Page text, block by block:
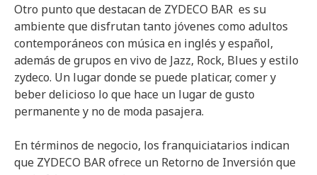
Otro punto que destacan de ZYDECO BAR es su
ambiente que disfrutan tanto jóvenes como adultos
contemporáneos con música en inglés y español,
además de grupos en vivo de Jazz, Rock, Blues y estilo
zydeco. Un lugar donde se puede platicar, comer y
beber delicioso lo que hace un lugar de gusto
permanente y no de moda pasajera.
En términos de negocio, los franquiciatarios indican
que ZYDECO BAR ofrece un Retorno de Inversión que